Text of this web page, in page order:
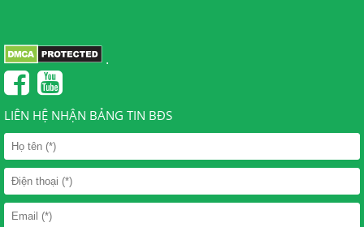
.
LIÊN HỆ NHẬN BẢNG TIN BĐS